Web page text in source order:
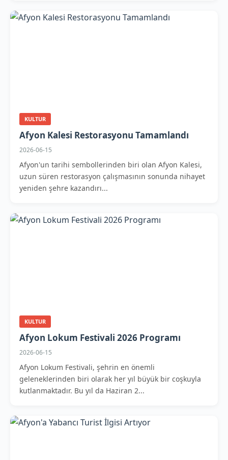
KULTUR
Afyon Kalesi Restorasyonu Tamamlandı
2026-06-15
Afyon'un tarihi sembollerinden biri olan Afyon Kalesi,
uzun süren restorasyon çalışmasının sonunda nihayet
yeniden şehre kazandırı...
KULTUR
Afyon Lokum Festivali 2026 Programı
2026-06-15
Afyon Lokum Festivali, şehrin en önemli
geleneklerinden biri olarak her yıl büyük bir coşkuyla
kutlanmaktadır. Bu yıl da Haziran 2...